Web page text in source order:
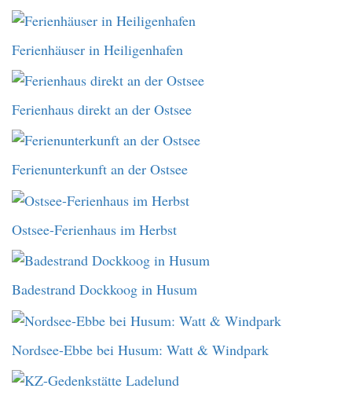
Ferienhäuser in Heiligenhafen
Ferienhaus direkt an der Ostsee
Ferienunterkunft an der Ostsee
Ostsee-Ferienhaus im Herbst
Badestrand Dockkoog in Husum
Nordsee-Ebbe bei Husum: Watt & Windpark